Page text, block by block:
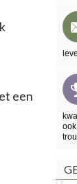
een